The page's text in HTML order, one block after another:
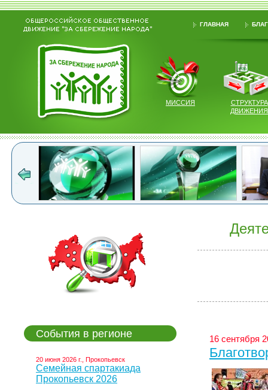
ГЛАВНАЯ
МИССИЯ
СТРУКТУРА
ДВИЖЕНИЯ
События в регионе
20 июня 2026 г., Прокопьевск
Семейная спартакиада
Прокопьевск 2026
16 сентября